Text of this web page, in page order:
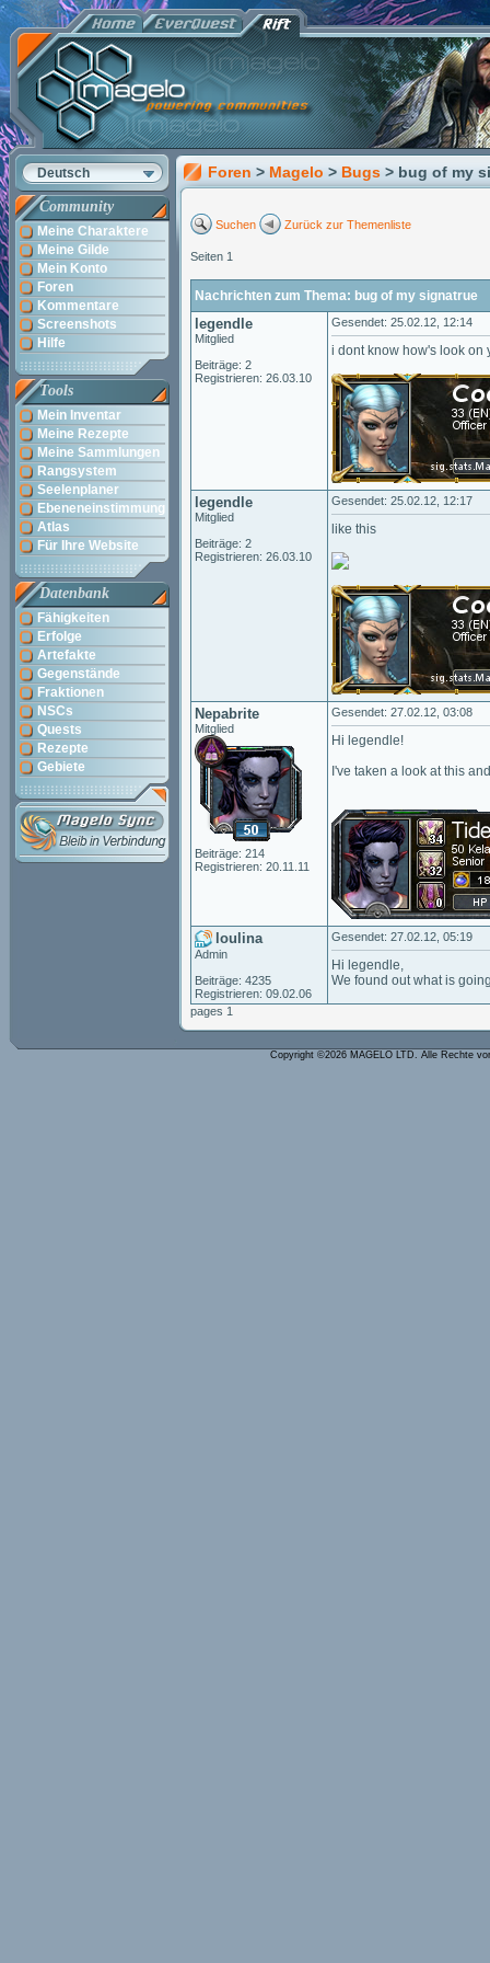
Deutsch
Community
Meine Charaktere
Meine Gilde
Mein Konto
Foren
Kommentare
Screenshots
Hilfe
Tools
Mein Inventar
Meine Rezepte
Meine Sammlungen
Rangsystem
Seelenplaner
Ebeneneinstimmung
Atlas
Für Ihre Website
Datenbank
Fähigkeiten
Erfolge
Artefakte
Gegenstände
Fraktionen
NSCs
Quests
Rezepte
Gebiete
Foren > Magelo > Bugs > bug of my
Suchen Zurück zur Themenliste
Seiten 1
Nachrichten zum Thema: bug of my signatrue
legendle
Mitglied
Beiträge: 2
Registrieren: 26.03.10
Gesendet: 25.02.12, 12:14
i dont know how's look on
legendle
Mitglied
Beiträge: 2
Registrieren: 26.03.10
Gesendet: 25.02.12, 12:17
like this
Nepabrite
Mitglied
Beiträge: 214
Registrieren: 20.11.11
Gesendet: 27.02.12, 03:08
Hi legendle!
I've taken a look at this
loulina
Admin
Beiträge: 4235
Registrieren: 09.02.06
Gesendet: 27.02.12, 05:19
Hi legendle,
We found out what is
pages 1
Copyright ©2026 MAGELO LTD. Alle Rechte